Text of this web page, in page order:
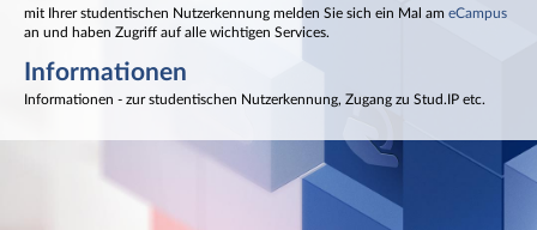
mit Ihrer studentischen Nutzerkennung melden Sie sich ein Mal am eCampus
an und haben Zugriff auf alle wichtigen Services.
Informationen
Informationen - zur studentischen Nutzerkennung, Zugang zu Stud.IP etc.